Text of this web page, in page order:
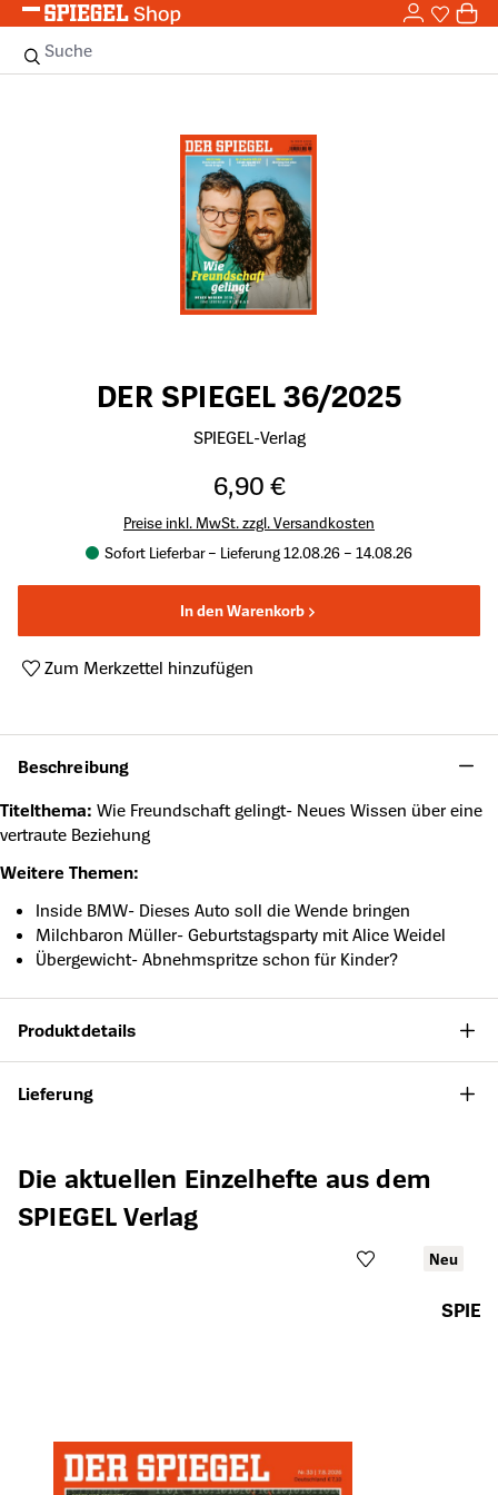
Zum Hauptinhalt springen 0
Suche
DER SPIEGEL 36/2025
SPIEGEL-Verlag
6,90 €
Preise inkl. MwSt. zzgl. Versandkosten
Sofort Lieferbar – Lieferung 12.08.26 – 14.08.26
In den Warenkorb
Zum Merkzettel hinzufügen
Beschreibung
Titelthema: Wie Freundschaft gelingt- Neues Wissen über eine
vertraute Beziehung
Weitere Themen:
Inside BMW- Dieses Auto soll die Wende bringen
Milchbaron Müller- Geburtstagsparty mit Alice Weidel
Übergewicht- Abnehmspritze schon für Kinder?
Produktdetails
Lieferung
Produktgalerie überspringen
Die aktuellen Einzelhefte aus dem
SPIEGEL Verlag
Neu